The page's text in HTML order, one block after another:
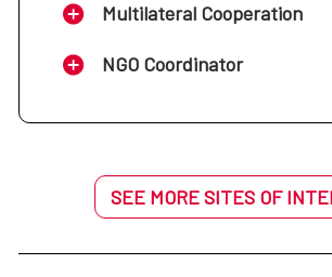
Multilateral Cooperation
NGO Coordinator
SEE MORE SITES OF